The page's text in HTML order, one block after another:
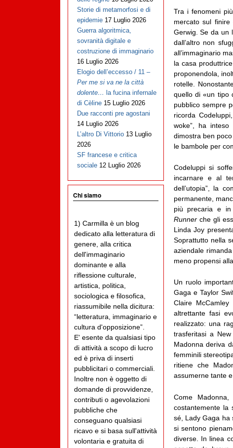
Tra i fenomeni
mercato sul
Gerwig. Se da un
dall’altro non
all’immaginario
la casa
proponendola,
rotelle.
quello di «un tipo
pubblico sempre
ricorda
woke”, ha inteso
dimostra ben
le bambole per
Codeluppi si
incarnare e al
dell’utopia”, la
permanente,
più precaria e in
Runner che gli
Linda Joy
Soprattutto nella
aziendale
meno propensi
Un ruolo
Gaga e Taylor
Claire McCamley
altrettante fasi
realizzato: una
trasferitasi a
Madonna deriva
femminili
ritiene che
assumerne tante
Come
costantemente la
sé, Lady Gaga ha
si sentono
diverse. In linea
Storie di metamorfosi e di
epidemie 17 Luglio 2026
Guerra algoritmica,
sovranità digitale e
costruzione di immaginario
16 Luglio 2026
Elogio dell’eccesso / 11 –
Per me si va ne la città
dolente… la fucina infernale
di Cèline 15 Luglio 2026
Due racconti pre agostani
14 Luglio 2026
L’altro Di Vittorio 13 Luglio
2026
SF francese e critica
sociale 12 Luglio 2026
Chi siamo
1) Carmilla è un blog
dedicato alla letteratura di
genere, alla critica
dell'immaginario
dominante e alla
riflessione culturale,
artistica, politica,
sociologica e filosofica,
riassumibile nella dicitura:
“letteratura, immaginario e
cultura d'opposizione”.
E' esente da qualsiasi tipo
di attività a scopo di lucro
ed è priva di inserti
pubblicitari o commerciali.
Inoltre non è oggetto di
domande di provvidenze,
contributi o agevolazioni
pubbliche che
conseguano qualsiasi
ricavo e si basa sull'attività
volontaria e gratuita di